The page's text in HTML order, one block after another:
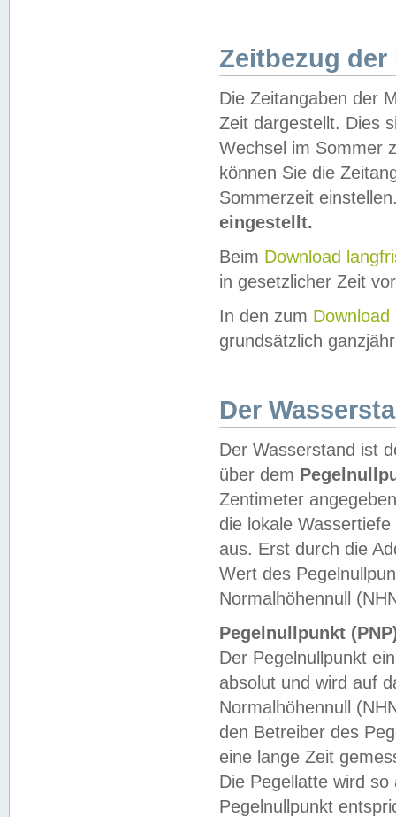
Zeitbezug der
Die Zeitangaben der
Zeit dargestellt. Dies
Wechsel im Sommer
können Sie die
Sommerzeit
eingestellt.
Beim Download
in gesetzlicher Zeit
In den zum Download
grundsätzlich
Der
Der Wasserstand ist
über dem
Zentimeter
die lokale
aus. Erst durch die
Wert des
Normalhöhennull
Pegelnullpunkt
Der Pegelnullpunkt
absolut und wird auf
Normalhöhennull
den Betreiber des
eine lange Zeit
Die Pegellatte wird
Pegelnullpunkt